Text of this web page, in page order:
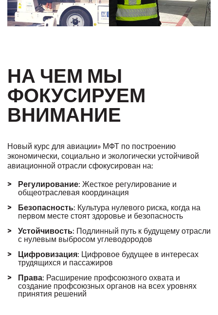
НА ЧЕМ МЫ
ФОКУСИРУЕМ
ВНИМАНИЕ
Новый курс для авиации» МФТ по построению
экономически, социально и экологически устойчивой
авиационной отрасли сфокусирован на:
Регулирование: Жесткое регулирование и
общеотраслевая координация
Безопасность: Культура нулевого риска, когда на
первом месте стоят здоровье и безопасность
Устойчивость: Подлинный путь к будущему отрасли
с нулевым выбросом углеводородов
Цифровизация: Цифровое будущее в интересах
трудящихся и пассажиров
Права: Расширение профсоюзного охвата и
создание профсоюзных органов на всех уровнях
принятия решений